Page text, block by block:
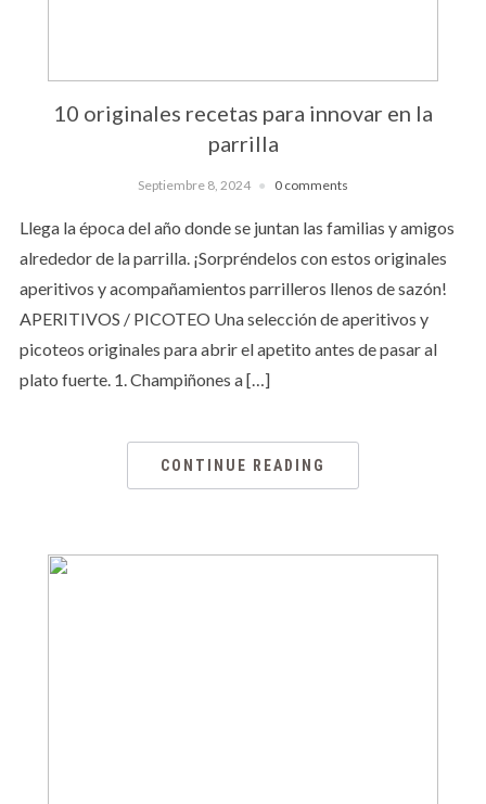
10 originales recetas para innovar en la
parrilla
Septiembre 8, 2024 0 comments
Llega la época del año donde se juntan las familias y amigos
alrededor de la parrilla. ¡Sorpréndelos con estos originales
aperitivos y acompañamientos parrilleros llenos de sazón!
APERITIVOS / PICOTEO Una selección de aperitivos y
picoteos originales para abrir el apetito antes de pasar al
plato fuerte. 1. Champiñones a […]
CONTINUE READING